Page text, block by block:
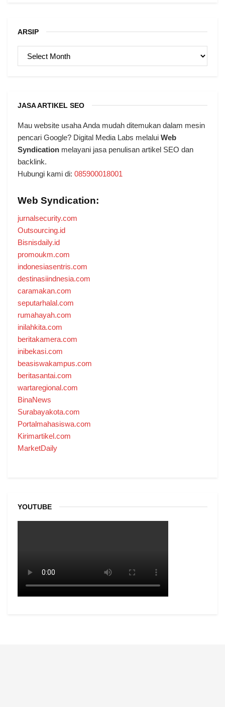
ARSIP
JASA ARTIKEL SEO
Mau website usaha Anda mudah ditemukan dalam mesin
pencari Google? Digital Media Labs melalui Web
Syndication melayani jasa penulisan artikel SEO dan
backlink.
Hubungi kami di: 085900018001
Web Syndication:
jurnalsecurity.com
Outsourcing.id
Bisnisdaily.id
promoukm.com
indonesiasentris.com
destinasiindnesia.com
caramakan.com
seputarhalal.com
rumahayah.com
inilahkita.com
beritakamera.com
inibekasi.com
beasiswakampus.com
beritasantai.com
wartaregional.com
BinaNews
Surabayakota.com
Portalmahasiswa.com
Kirimartikel.com
MarketDaily
YOUTUBE